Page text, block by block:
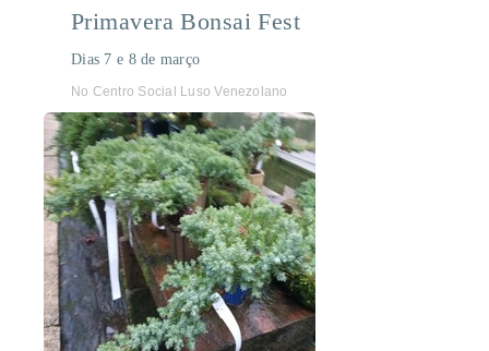
Primavera Bonsai Fest
Dias 7 e 8 de março
No Centro Social Luso Venezolano